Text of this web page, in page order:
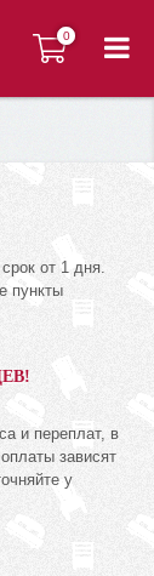
0
0
от 1 дня.
пункты
и переплат, в
зависят
у